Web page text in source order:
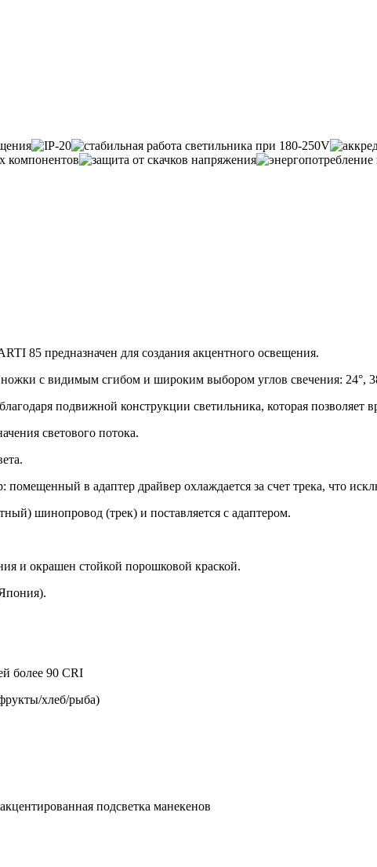
85 предназначен для создания акцентного освещения.
с видимым сгибом и широким выбором углов свечения: 24°,
подвижной конструкции светильника, которая позволяет
светового потока.
помещенный в адаптер драйвер охлаждается за счет трека, что
шинопровод (трек) и поставляется с адаптером.
и окрашен стойкой порошковой краской.
более 90 CRI
хлеб/рыба)
подсветка манекенов